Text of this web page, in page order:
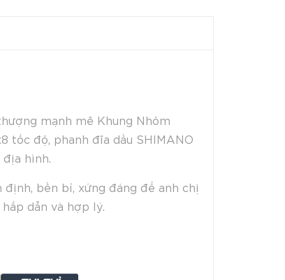
mạnh mẽ Khung Nhôm
tốc độ, phanh đĩa dầu SHIMANO
địa hình.
định, bền bỉ, xứng đáng để anh chị
dẫn và hợp lý.